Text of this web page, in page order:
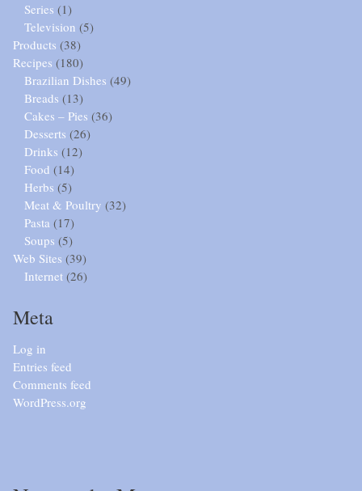
Series (1)
Television (5)
Products (38)
Recipes (180)
Brazilian Dishes (49)
Breads (13)
Cakes – Pies (36)
Desserts (26)
Drinks (12)
Food (14)
Herbs (5)
Meat & Poultry (32)
Pasta (17)
Soups (5)
Web Sites (39)
Internet (26)
Meta
Log in
Entries feed
Comments feed
WordPress.org